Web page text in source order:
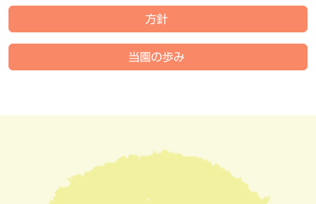
方針
当園の歩み